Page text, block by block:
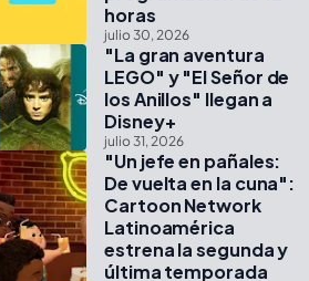
horas
julio 30, 2026
"La gran aventura
LEGO" y "El Señor de
los Anillos" llegan a
Disney+
julio 31, 2026
"Un jefe en pañales:
De vuelta en la cuna":
Cartoon Network
Latinoamérica
estrena la segunda y
última temporada